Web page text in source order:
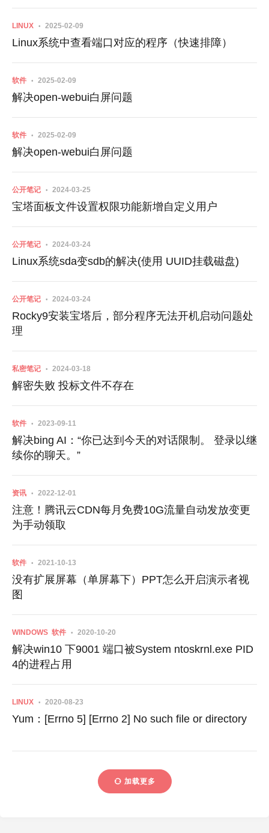
LINUX 2025-02-09
Linux系统中查看端口对应的程序（快速排障）
软件 2025-02-09
解决open-webui白屏问题
软件 2025-02-09
解决open-webui白屏问题
公开笔记 2024-03-25
宝塔面板文件设置权限功能新增自定义用户
公开笔记 2024-03-24
Linux系统sda变sdb的解决(使用 UUID挂载磁盘)
公开笔记 2024-03-24
Rocky9安装宝塔后，部分程序无法开机启动问题处
理
私密笔记 2024-03-18
解密失败 投标文件不存在
软件 2023-09-11
解决bing AI：“你已达到今天的对话限制。 登录以继
续你的聊天。”
资讯 2022-12-01
注意！腾讯云CDN每月免费10G流量自动发放变更
为手动领取
软件 2021-10-13
没有扩展屏幕（单屏幕下）PPT怎么开启演示者视
图
WINDOWS 软件 2020-10-20
解决win10 下9001 端口被System ntoskrnl.exe PID
4的进程占用
LINUX 2020-08-23
Yum：[Errno 5] [Errno 2] No such file or directory
加载更多